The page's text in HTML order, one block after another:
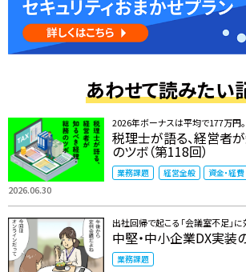
あわせて読みたい
2026.06.30
2026年ボーナスは平均で177万円
税理士が語る、経営者
のツボ（第118回）
業務課題 経営全般 資金・経費
出社回帰で起こる「会議室不足」に
中堅・中小企業DX実装の
業務課題